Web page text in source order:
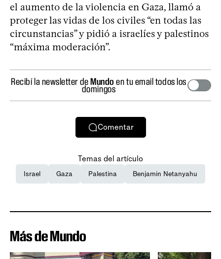
el aumento de la violencia en Gaza, llamó a
proteger las vidas de los civiles “en todas las
circunstancias” y pidió a israelíes y palestinos
“máxima moderación”.
Recibí la newsletter deMundo en tu email todos los
domingos
Comentar
Temas del artículo
Israel Gaza Palestina Benjamin Netanyahu
Más de Mundo